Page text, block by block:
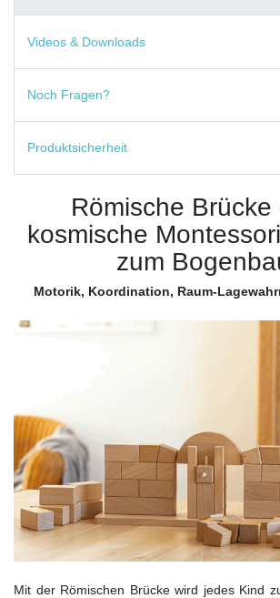
Videos & Downloads
Noch Fragen?
Produktsicherheit
Römische Brücke
kosmische
zum
Motorik, Koordination, Raum-
Mit der Römischen Brücke wird jedes Kind